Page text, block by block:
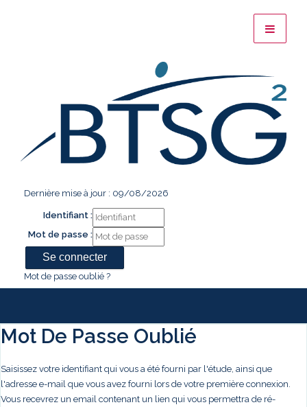
Dernière mise à jour : 09/08/2026
Identifiant :
Mot de passe :
Mot de passe oublié ?
Mot De Passe Oublié
Saisissez votre identifiant qui vous a été fourni par l'étude, ainsi que
l'adresse e-mail que vous avez fourni lors de votre première connexion.
Vous recevrez un email contenant un lien qui vous permettra de ré-